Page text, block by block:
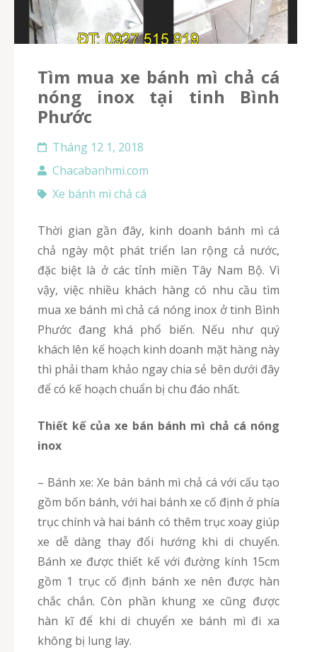
Tìm mua xe bánh mì chả cá
nóng inox tại tinh Bình
Phước
Tháng 12 1, 2018
Chacabanhmi.com
Xe bánh mì chả cá
Thời gian gần đây, kinh doanh bánh mì cá
chả ngày một phát triển lan rộng cả nước,
đặc biệt là ở các tỉnh miền Tây Nam Bộ. Vì
vậy, việc nhiều khách hàng có nhu cầu tìm
mua xe bánh mì chả cá nóng inox ở tinh Bình
Phước đang khá phổ biến. Nếu như quý
khách lên kế hoạch kinh doanh mặt hàng này
thì phải tham khảo ngay chia sẻ bên dưới đây
để có kế hoạch chuẩn bị chu đáo nhất.
Thiết kế của xe bán bánh mì chả cá nóng
inox
– Bánh xe: Xe bán bánh mì chả cá với cấu tạo
gồm bốn bánh, với hai bánh xe cố định ở phía
trục chính và hai bánh có thêm trục xoay giúp
xe dễ dàng thay đổi hướng khi di chuyển.
Bánh xe được thiết kế với đường kính 15cm
gồm 1 trục cố định bánh xe nên được hàn
chắc chắn. Còn phần khung xe cũng được
hàn kĩ để khi di chuyển xe bánh mì đi xa
không bị lung lay.